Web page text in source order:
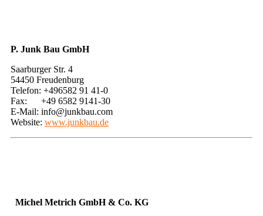
P. Junk Bau GmbH
Saarburger Str. 4
54450 Freudenburg
Telefon: +496582 91 41-0
Fax: +49 6582 9141-30
E-Mail: info@junkbau.com
Website: www.junkbau.de
Michel Metrich GmbH & Co. KG